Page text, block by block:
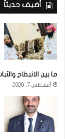
أضيف حديثاً
ما بين الانبطاح
أغسطس 7, 2026